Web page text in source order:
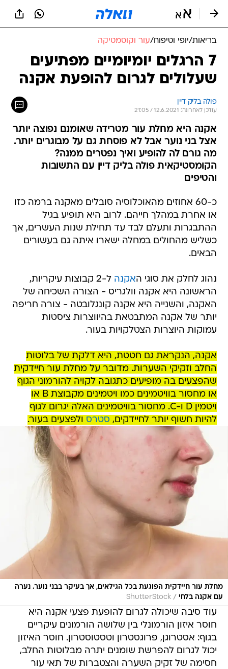
בריאות/יופי וטיפוח/עור וקוסמטיקה
7 הרגלים יומיומיים מפתיעים
שעלולים לגרום להופעת אקנה
פולה בליק דיין
עודכן לאחרונה: 12.6.2021 / 21:05
אקנה היא מחלת עור מטרידה שאומנם נפוצה יותר
אצל בני נוער אבל לא פוסחת גם על מבוגרים יותר.
מה גורם לה להופיע ואיך נפטרים ממנה?
הקומסטיקאית פולה בליק דיין עם התשובות
והטיפים
כ-60 אחוזים מהאוכלוסיה סובלים מאקנה ברמה כזו
או אחרת במהלך חייהם. לרוב היא תופיע בגיל
ההתבגרות ותעלם לבד עד תחילת שנות העשרים, אך
כשליש מהחולים במחלה ישארו איתה גם בעשורים
הבאים.
נהוג לחלק את סוגי האקנה
ל-2 קבוצות עיקריות,
הראשונה היא אקנה וולגריס - הצורה השכיחה של
האקנה, והשנייה היא אקנה קונגלובטה - צורה חריפה
יותר של אקנה המתבטאת בהיווצרות ציסטות
עמוקות היוצרות הצטלקויות בעור.
אקנה, הנקראת גם חטטת, היא דלקת של בלוטות
החלב וזקיקי השערות. מדובר על מחלת עור חיידקית
שהפצעים בה מופיעים כתגובה לקויה להורמוני הגוף
או מחסור בוויטמינים כמו ויטמינים מקבוצת B או
ויטמין D ו-C. מחסור בוויטמינים האלה יגרום לגוף
להיות חשוף יותר לחיידקים, סטרס ולפצעים בעור.
מחלת עור חיידקית הפוגעת בכל הגילאים, אך בעיקר בבני נוער. נערה
עם אקנה בלחי /
ShutterStock
עוד סיבה שיכולה לגרום להופעת פצעי אקנה היא
חוסר איזון הורמונלי בין שלושה הורמונים עיקריים
בגוף: אסטרוגן, פרוגסטרון וטסטוסטרון. חוסר האיזון
יכול לגרום להפרשת שומנים יתרה מבלוטות החלב,
חסימה של זקיק השערה והצטברות של תאי עור